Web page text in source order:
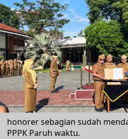
honorer sebagian sudah
PPPK Paruh waktu.